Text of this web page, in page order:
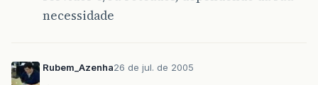
necessidade
Rubem_Azenha26 de jul. de 2005